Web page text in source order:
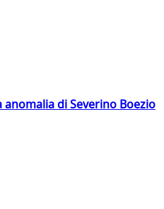
di Severino Boezio